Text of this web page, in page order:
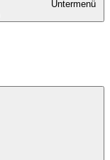
Untermenü